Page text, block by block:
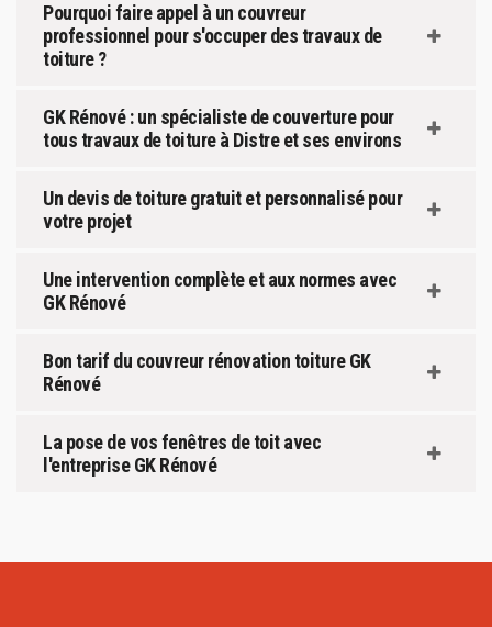
Pourquoi faire appel à un couvreur
professionnel pour s'occuper des travaux de
toiture ?
GK Rénové : un spécialiste de couverture pour
tous travaux de toiture à Distre et ses environs
Un devis de toiture gratuit et personnalisé pour
votre projet
Une intervention complète et aux normes avec
GK Rénové
Bon tarif du couvreur rénovation toiture GK
Rénové
La pose de vos fenêtres de toit avec
l'entreprise GK Rénové